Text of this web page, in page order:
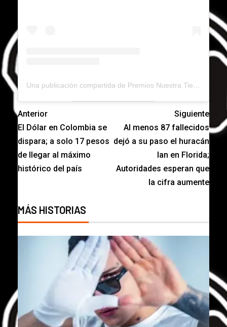
Una publicación compartida de Premios Nuestra Tierra (@premiosnuestratierra)
Anterior
El Dólar en Colombia se
dispara; a solo 17 pesos
de llegar al máximo
histórico del país
Siguiente
Al menos 87 fallecidos
dejó a su paso el huracán
Ian en Florida;
Autoridades esperan que
la cifra aumente
MÁS HISTORIAS